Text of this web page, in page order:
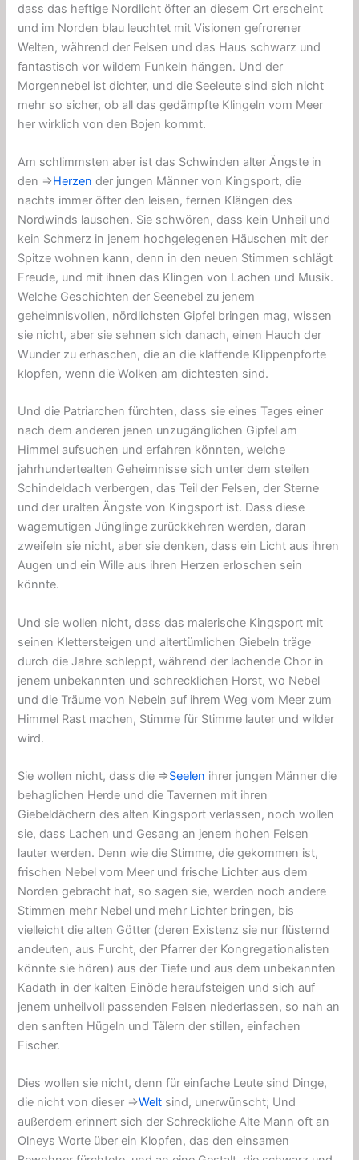
dass das heftige Nordlicht öfter an diesem Ort erscheint
und im Norden blau leuchtet mit Visionen gefrorener
Welten, während der Felsen und das Haus schwarz und
fantastisch vor wildem Funkeln hängen. Und der
Morgennebel ist dichter, und die Seeleute sind sich nicht
mehr so ​​sicher, ob all das gedämpfte Klingeln vom Meer
her wirklich von den Bojen kommt.
Am schlimmsten aber ist das Schwinden alter Ängste in
den ⇒Herzen der jungen Männer von Kingsport, die
nachts immer öfter den leisen, fernen Klängen des
Nordwinds lauschen. Sie schwören, dass kein Unheil und
kein Schmerz in jenem hochgelegenen Häuschen mit der
Spitze wohnen kann, denn in den neuen Stimmen schlägt
Freude, und mit ihnen das Klingen von Lachen und Musik.
Welche Geschichten der Seenebel zu jenem
geheimnisvollen, nördlichsten Gipfel bringen mag, wissen
sie nicht, aber sie sehnen sich danach, einen Hauch der
Wunder zu erhaschen, die an die klaffende Klippenpforte
klopfen, wenn die Wolken am dichtesten sind.
Und die Patriarchen fürchten, dass sie eines Tages einer
nach dem anderen jenen unzugänglichen Gipfel am
Himmel aufsuchen und erfahren könnten, welche
jahrhundertealten Geheimnisse sich unter dem steilen
Schindeldach verbergen, das Teil der Felsen, der Sterne
und der uralten Ängste von Kingsport ist. Dass diese
wagemutigen Jünglinge zurückkehren werden, daran
zweifeln sie nicht, aber sie denken, dass ein Licht aus ihren
Augen und ein Wille aus ihren Herzen erloschen sein
könnte.
Und sie wollen nicht, dass das malerische Kingsport mit
seinen Klettersteigen und altertümlichen Giebeln träge
durch die Jahre schleppt, während der lachende Chor in
jenem unbekannten und schrecklichen Horst, wo Nebel
und die Träume von Nebeln auf ihrem Weg vom Meer zum
Himmel Rast machen, Stimme für Stimme lauter und wilder
wird.
Sie wollen nicht, dass die ⇒Seelen ihrer jungen Männer die
behaglichen Herde und die Tavernen mit ihren
Giebeldächern des alten Kingsport verlassen, noch wollen
sie, dass Lachen und Gesang an jenem hohen Felsen
lauter werden. Denn wie die Stimme, die gekommen ist,
frischen Nebel vom Meer und frische Lichter aus dem
Norden gebracht hat, so sagen sie, werden noch andere
Stimmen mehr Nebel und mehr Lichter bringen, bis
vielleicht die alten Götter (deren Existenz sie nur flüsternd
andeuten, aus Furcht, der Pfarrer der Kongregationalisten
könnte sie hören) aus der Tiefe und aus dem unbekannten
Kadath in der kalten Einöde heraufsteigen und sich auf
jenem unheilvoll passenden Felsen niederlassen, so nah an
den sanften Hügeln und Tälern der stillen, einfachen
Fischer.
Dies wollen sie nicht, denn für einfache Leute sind Dinge,
die nicht von dieser ⇒Welt sind, unerwünscht; Und
außerdem erinnert sich der Schreckliche Alte Mann oft an
Olneys Worte über ein Klopfen, das den einsamen